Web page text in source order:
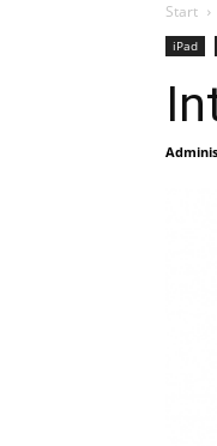
Start
iPad